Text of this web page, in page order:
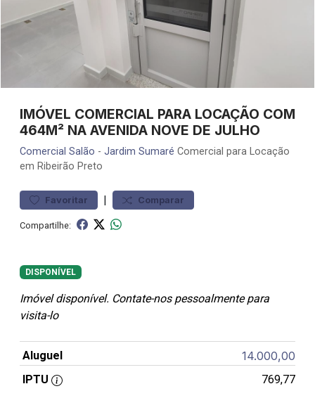
IMÓVEL COMERCIAL PARA LOCAÇÃO COM
464M² NA AVENIDA NOVE DE JULHO
Comercial Salão - Jardim Sumaré Comercial para Locação
em Ribeirão Preto
Favoritar | Comparar
Compartilhe:
DISPONÍVEL
Imóvel disponível. Contate-nos pessoalmente para
visita-lo
Aluguel 14.000,00
IPTU 769,77